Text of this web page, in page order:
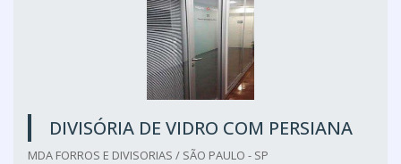
DIVISÓRIA DE VIDRO COM PERSIANA
MDA FORROS E DIVISORIAS / SÃO PAULO - SP